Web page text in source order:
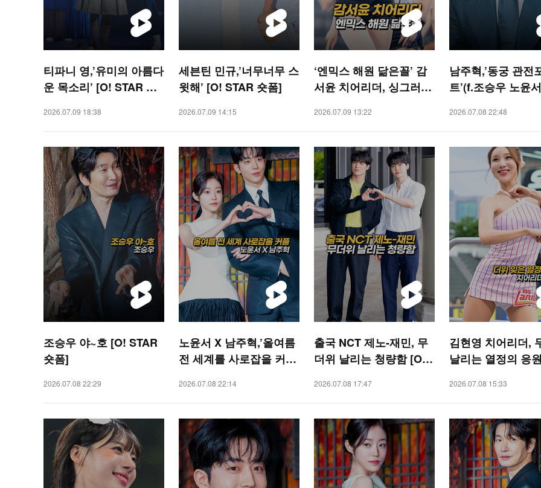
티파니 영,’유미의 아름다
운 목소리’ [O! STAR 숏
2026.07.09 18:38
세븐틴 민규,’너무너무 스
윗해’ [O! STAR 숏폼]
2026.07.09 14:15
‘엔믹스 해원 닮은꼴’ 감
서윤 치어리더, 싱그러운
2026.07.09 13:22
남주혁,’동궁 관전
트’(f.조승우 노윤
2026.07.08 22:48
조승우 야~호 [O! STAR
숏폼]
2026.07.08 22:29
노윤서 X 남주혁,’올여름
전 세계를 사로잡을 커플’
2026.07.08 22:14
출국 NCT 제노-재민, 무
더위 날리는 청량함 [O!
2026.07.08 17:47
김현영 치어리더,
날리는 열정의 응
2026.07.08 15:33